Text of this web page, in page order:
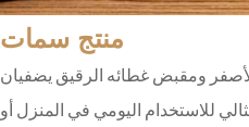
منتج سمات
ومقبض غطائه الرقيق يضفيان
للاستخدام اليومي في المنزل أو